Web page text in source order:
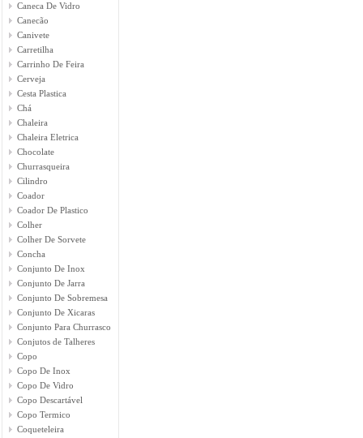
Caneca De Vidro
Canecão
Canivete
Carretilha
Carrinho De Feira
Cerveja
Cesta Plastica
Chá
Chaleira
Chaleira Eletrica
Chocolate
Churrasqueira
Cilindro
Coador
Coador De Plastico
Colher
Colher De Sorvete
Concha
Conjunto De Inox
Conjunto De Jarra
Conjunto De Sobremesa
Conjunto De Xicaras
Conjunto Para Churrasco
Conjutos de Talheres
Copo
Copo De Inox
Copo De Vidro
Copo Descartável
Copo Termico
Coqueteleira